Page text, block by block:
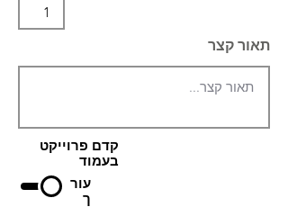
תאור קצר
קדם פרוייקט
בעמוד
עור
ך